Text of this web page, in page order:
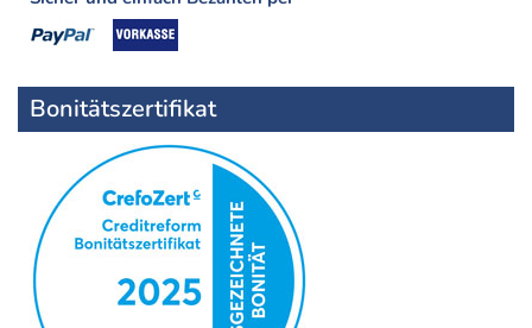
Bonitätszertifikat